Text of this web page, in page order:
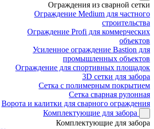
Ограждения из сварной сетки
Ограждение Medium для частного
строительства
Ограждение Profi для коммерческих
объектов
Усиленное ограждение Bastion для
промышленных объектов
Ограждение для спортивных площадок
3D сетки для забора
Сетка с полимерным покрытием
Сетка сварная рулонная
Ворота и калитки для сварного ограждения
Комплектующие для забора
Комплектующие для забора